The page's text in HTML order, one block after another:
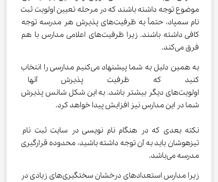
موضوع توجه داشته باشند که در مرحله تعیین اولویت ثبت
نام سمپاد، حتماً به ظرفیت‌های پذیرش هر مدرسه توجه
کافی داشته باشند. زیرا ظرفیت‌های اعلامی مدارس با هم
فرق می‌کند.
به همین دلیل به شما پیشنهاد می‌کنیم مدارسی را انتخاب
کنید که ظرفیت پذیرش آنها
اولویت‌های دیگر بیشتر باشد. به این شکل شانس پذیرش
شما در این مدارس نیز افزایش پیدا خواهد کرد.
نکته بعدی که در هنگام نام نویسی در سایت ثبت نام
تیزهوشان باید به آن توجه داشته باشید، محدوده قرارگیری
مدرسه می‌باشد.
زیرا مدارس استعدادهای درخشان سختگیری‌های زیادی در